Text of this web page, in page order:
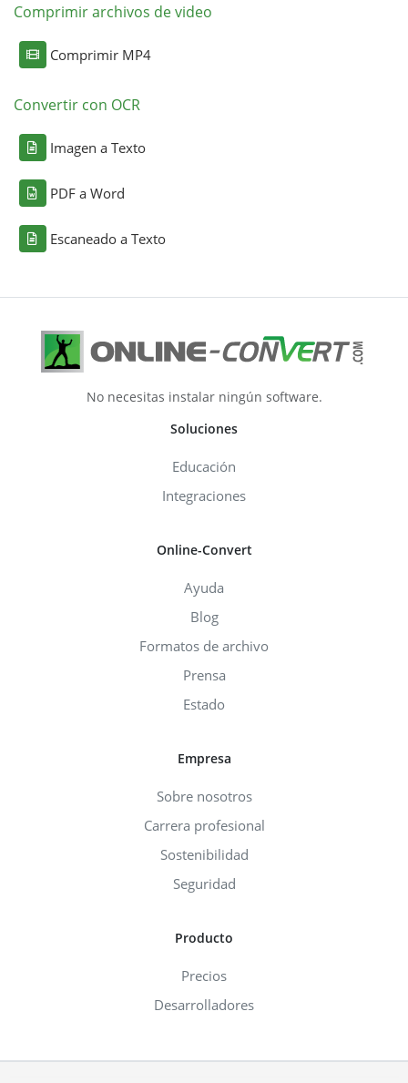
Comprimir archivos de video
Comprimir MP4
Convertir con OCR
Imagen a Texto
PDF a Word
Escaneado a Texto
No necesitas instalar ningún software.
Soluciones
Educación
Integraciones
Online-Convert
Ayuda
Blog
Formatos de archivo
Prensa
Estado
Empresa
Sobre nosotros
Carrera profesional
Sostenibilidad
Seguridad
Producto
Precios
Desarrolladores